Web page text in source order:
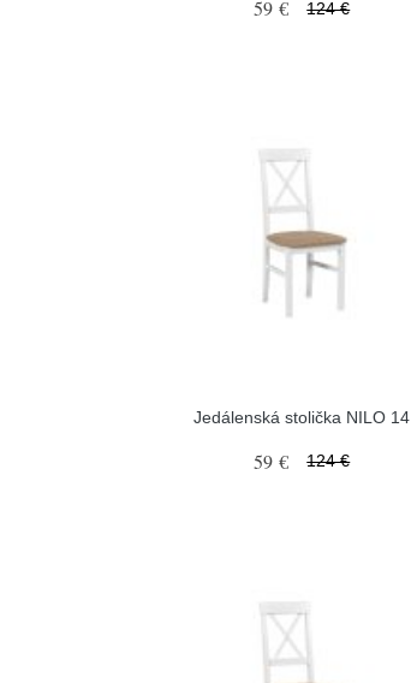
59 € 124 €
Jedálenská stolička NILO 14
59 € 124 €